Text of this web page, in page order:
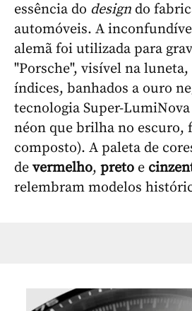
essência do design do
automóveis. A
alemã foi utilizada para
"Porsche", visível na
índices, banhados a ouro
tecnologia Super-
néon que brilha no escuro,
composto). A paleta de
de vermelho, preto e
relembram modelos